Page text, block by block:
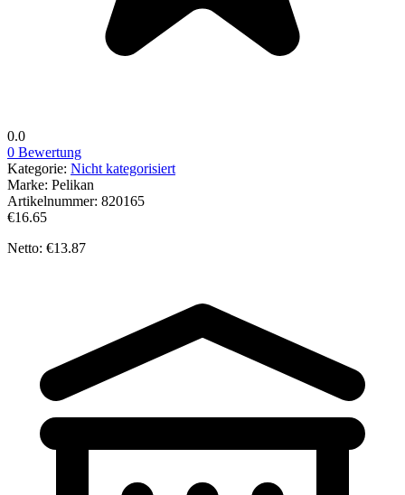
0.0
0 Bewertung
Kategorie: Nicht kategorisiert
Marke: Pelikan
Artikelnummer: 820165
€16.65
Netto: €13.87